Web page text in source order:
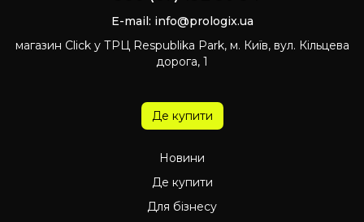
E-mail: info@prologix.ua
магазин Click у ТРЦ Respublika Park, м. Київ, вул. Кільцева
дорога, 1
Де купити
Новини
Де купити
Для бізнесу